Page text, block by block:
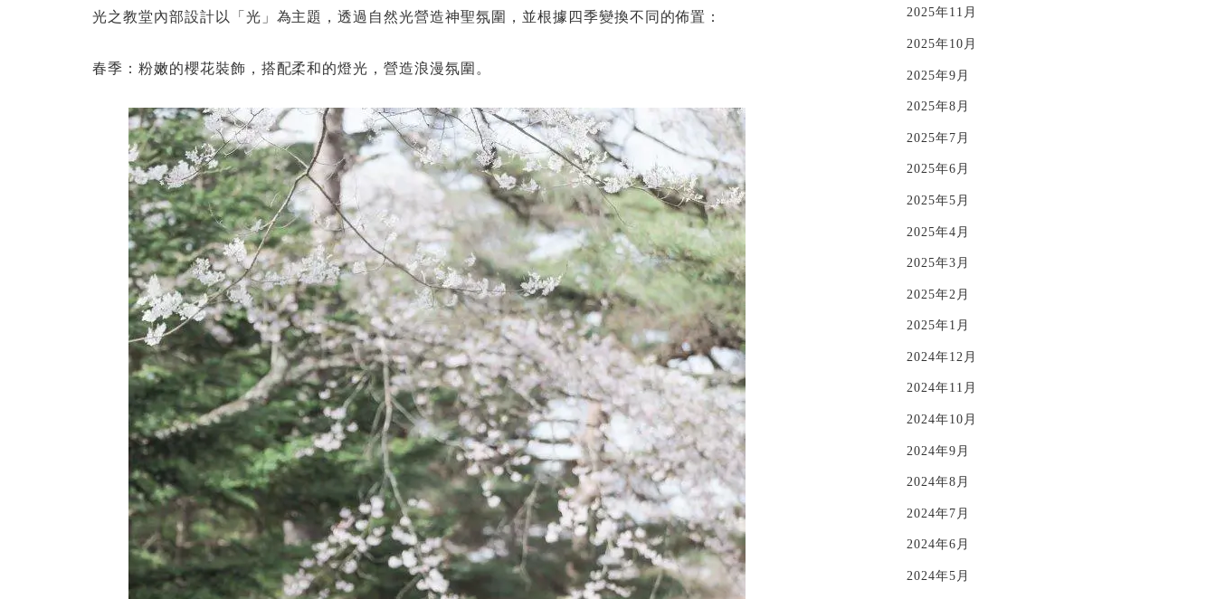
光之教堂內部設計以「光」為主題，透過自然光營造神聖氛圍，並根據四季變換不同的佈置：
春季：粉嫩的櫻花裝飾，搭配柔和的燈光，營造浪漫氛圍。
2025年11月
2025年10月
2025年9月
2025年8月
2025年7月
2025年6月
2025年5月
2025年4月
2025年3月
2025年2月
2025年1月
2024年12月
2024年11月
2024年10月
2024年9月
2024年8月
2024年7月
2024年6月
2024年5月